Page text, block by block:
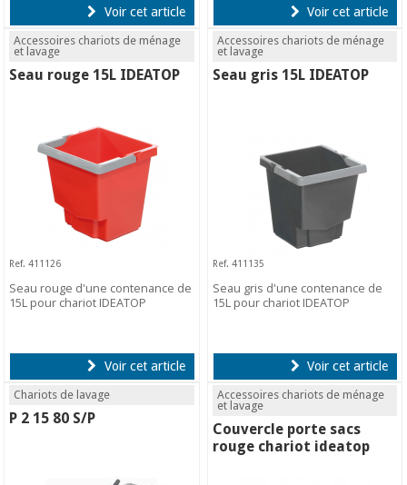
Voir cet article Voir cet article
Accessoires chariots de ménage
et lavage
Seau rouge 15L IDEATOP
Ref. 411126
Seau rouge d'une contenance de
15L pour chariot IDEATOP
Voir cet article
Accessoires chariots de ménage
et lavage
Seau gris 15L IDEATOP
Ref. 411135
Seau gris d'une contenance de
15L pour chariot IDEATOP
Voir cet article
Chariots de lavage
P 2 15 80 S/P
Accessoires chariots de ménage
et lavage
Couvercle porte sacs
rouge chariot ideatop